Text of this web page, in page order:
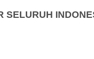
SELURUH